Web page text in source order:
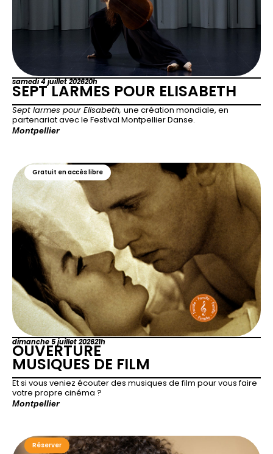
samedi 4 juillet 202620h
SEPT LARMES POUR ELISABETH
Sept larmes pour Elisabeth, une création mondiale, en
partenariat avec le Festival Montpellier Danse.
Montpellier
Gratuit en accès libre
dimanche 5 juillet 202621h
OUVERTURE
MUSIQUES DE FILM
Et si vous veniez écouter des musiques de film pour vous faire
votre propre cinéma ?
Montpellier
Réserver